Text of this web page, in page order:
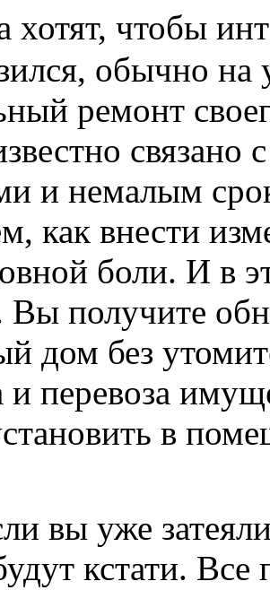
хотят, чтобы
обычно на
ремонт
и немалым
как внести
боли. И в
Вы получите
дом без
и перевоза
в
вы уже
кстати.